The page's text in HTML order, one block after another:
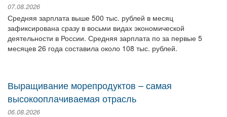
07.08.2026
Средняя зарплата выше 500 тыс. рублей в месяц
зафиксирована сразу в восьми видах экономической
деятельности в России. Средняя зарплата по за первые 5
месяцев 26 года составила около 108 тыс. рублей.
Выращивание морепродуктов – самая
высокооплачиваемая отрасль
06.08.2026